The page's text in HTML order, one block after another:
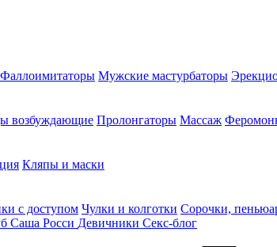
Фаллоимитаторы Мужские мастурбаторы
возбуждающие Пролонгаторы Массаж
Кляпы и маски
с доступом Чулки и колготки Сорочки,
Саша Росси Девичники Секс-блог